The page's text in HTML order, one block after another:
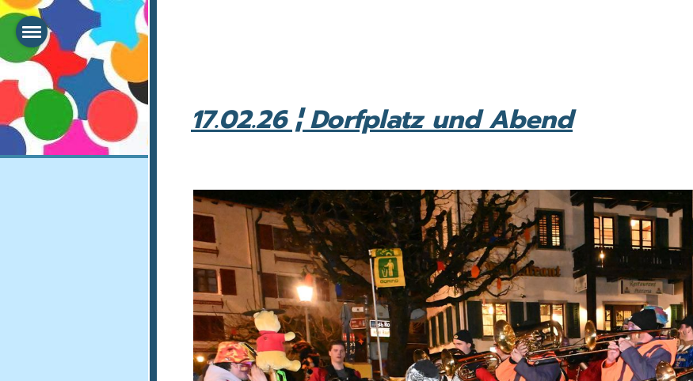
17.02.26 ¦ Dorfplatz und Abend